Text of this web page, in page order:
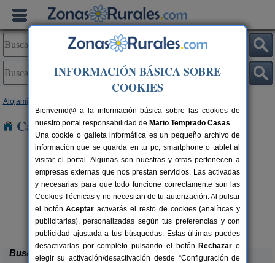
Alojamientos
Casas Rurales cerca de Aidi
30+5 pers.
desde26 €
El Corral de Lladurs
Lladurs (Lleida)
Buscar
INFORMACIÓN BÁSICA SOBRE
COOKIES
Bienvenid@ a la información básica sobre las cookies de
nuestro portal responsabilidad de Mario Temprado Casas.
Una cookie o galleta informática es un pequeño archivo de
información que se guarda en tu pc, smartphone o tablet al
visitar el portal. Algunas son nuestras y otras pertenecen a
empresas externas que nos prestan servicios. Las activadas
y necesarias para que todo funcione correctamente son las
Cookies Técnicas y no necesitan de tu autorización. Al pulsar
el botónAceptar activarás el resto de cookies (analíticas y
publicitarias), personalizadas según tus preferencias y con
publicidad ajustada a tus búsquedas. Estas últimas puedes
desactivarlas por completo pulsando el botón Rechazar o
elegir su activación/desactivación desde “Configuración de